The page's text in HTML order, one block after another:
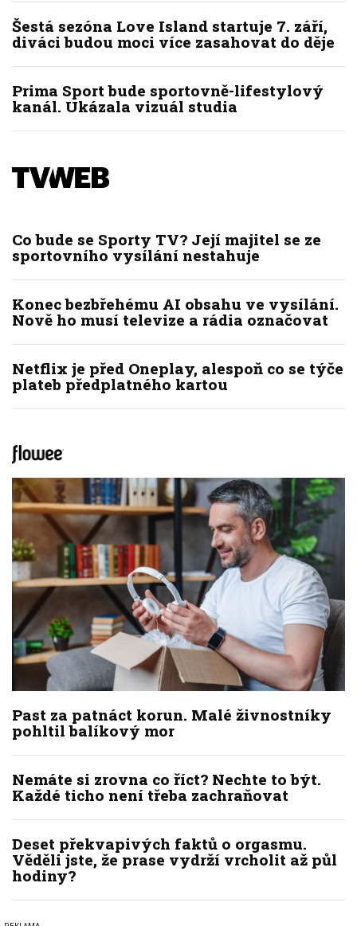
Šestá sezóna Love Island startuje 7. září,
diváci budou moci více zasahovat do děje
Prima Sport bude sportovně-lifestylový
kanál. Ukázala vizuál studia
Co bude se Sporty TV? Její majitel se ze
sportovního vysílání nestahuje
Konec bezbřehému AI obsahu ve vysílání.
Nově ho musí televize a rádia označovat
Netflix je před Oneplay, alespoň co se týče
plateb předplatného kartou
Past za patnáct korun. Malé živnostníky
pohltil balíkový mor
Nemáte si zrovna co říct? Nechte to být.
Každé ticho není třeba zachraňovat
Deset překvapivých faktů o orgasmu.
Věděli jste, že prase vydrží vrcholit až půl
hodiny?